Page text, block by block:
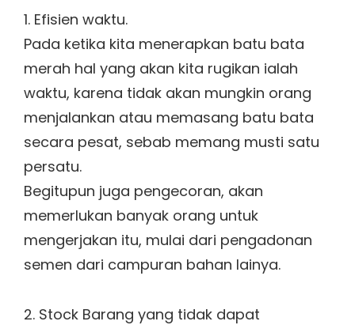
1. Efisien waktu.
Pada ketika kita menerapkan batu bata
merah hal yang akan kita rugikan ialah
waktu, karena tidak akan mungkin orang
menjalankan atau memasang batu bata
secara pesat, sebab memang musti satu
persatu.
Begitupun juga pengecoran, akan
memerlukan banyak orang untuk
mengerjakan itu, mulai dari pengadonan
semen dari campuran bahan lainya.
2. Stock Barang yang tidak dapat